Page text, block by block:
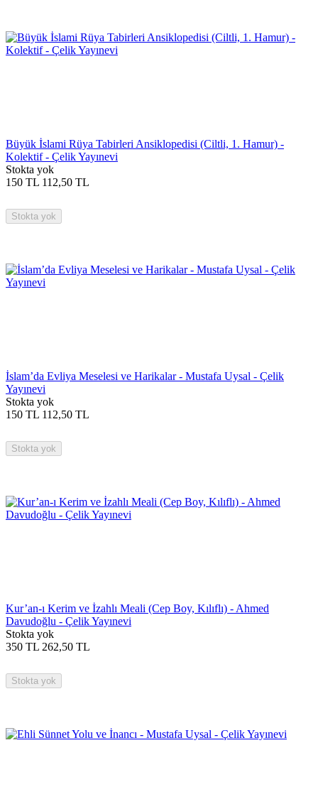
Büyük İslami Rüya Tabirleri Ansiklopedisi (Ciltli, 1. Hamur) -
Kolektif - Çelik Yayınevi
Stokta yok
150 TL 112,50 TL
Stokta yok
İslam’da Evliya Meselesi ve Harikalar - Mustafa Uysal - Çelik
Yayınevi
Stokta yok
150 TL 112,50 TL
Stokta yok
Kur’an-ı Kerim ve İzahlı Meali (Cep Boy, Kılıflı) - Ahmed
Davudoğlu - Çelik Yayınevi
Stokta yok
350 TL 262,50 TL
Stokta yok